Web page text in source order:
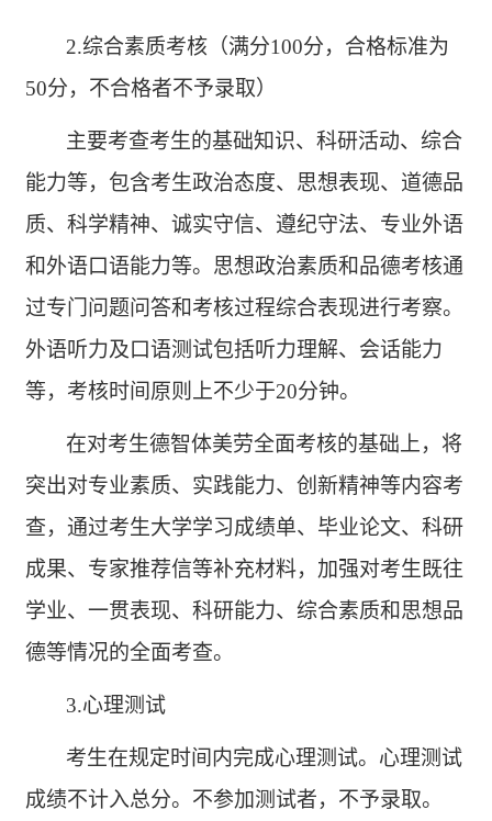
2.综合素质考核（满分100分，合格标准为
50分，不合格者不予录取）
主要考查考生的基础知识、科研活动、综合
能力等，包含考生政治态度、思想表现、道德品
质、科学精神、诚实守信、遵纪守法、专业外语
和外语口语能力等。思想政治素质和品德考核通
过专门问题问答和考核过程综合表现进行考察。
外语听力及口语测试包括听力理解、会话能力
等，考核时间原则上不少于20分钟。
在对考生德智体美劳全面考核的基础上，将
突出对专业素质、实践能力、创新精神等内容考
查，通过考生大学学习成绩单、毕业论文、科研
成果、专家推荐信等补充材料，加强对考生既往
学业、一贯表现、科研能力、综合素质和思想品
德等情况的全面考查。
3.心理测试
考生在规定时间内完成心理测试。心理测试
成绩不计入总分。不参加测试者，不予录取。